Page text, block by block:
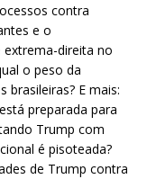
contra
e o
direita no
o peso da
brasileiras? E mais:
preparada para
Trump com
é pisoteada?
de Trump contra